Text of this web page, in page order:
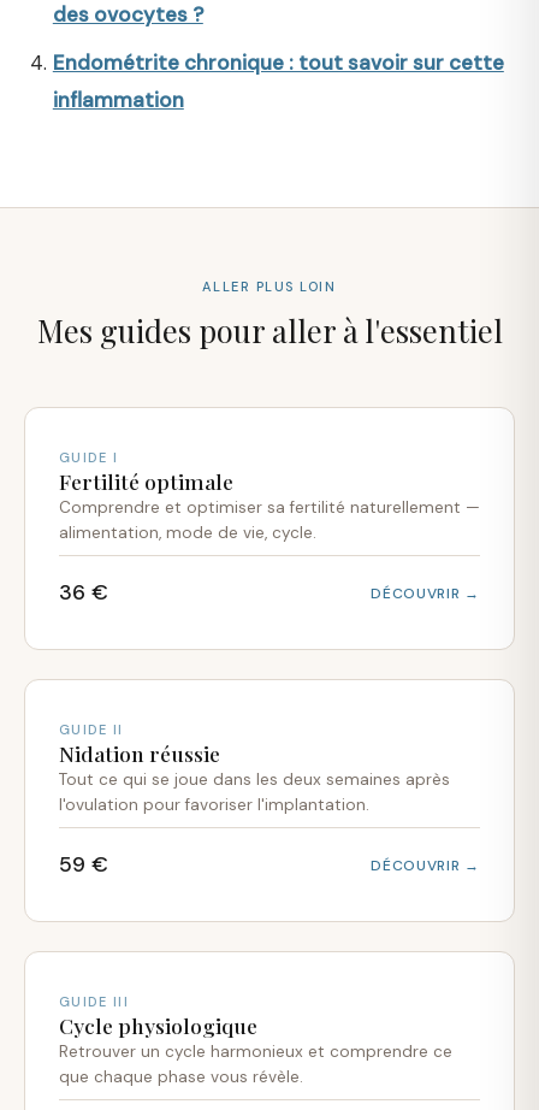
des ovocytes ?
Endométrite chronique : tout savoir sur cette
inflammation
ALLER PLUS LOIN
Mes guides pour aller à l'essentiel
GUIDE I
Fertilité optimale
Comprendre et optimiser sa fertilité naturellement —
alimentation, mode de vie, cycle.
36 € DÉCOUVRIR →
GUIDE II
Nidation réussie
Tout ce qui se joue dans les deux semaines après
l'ovulation pour favoriser l'implantation.
59 € DÉCOUVRIR →
GUIDE III
Cycle physiologique
Retrouver un cycle harmonieux et comprendre ce
que chaque phase vous révèle.